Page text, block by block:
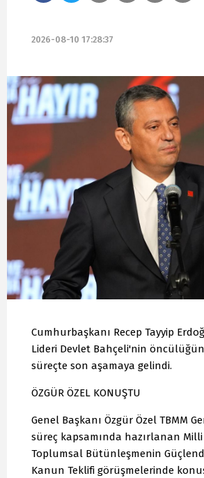
2026-08-10 17:28:37
Cumhurbaşkanı Recep Tayyip
Lideri Devlet Bahçeli'nin
süreçte son aşamaya gelindi.
ÖZGÜR ÖZEL KONUŞTU
Genel Başkanı Özgür Özel TBMM
süreç kapsamında hazırlanan Milli
Toplumsal Bütünleşmenin
Kanun Teklifi görüşmelerinde